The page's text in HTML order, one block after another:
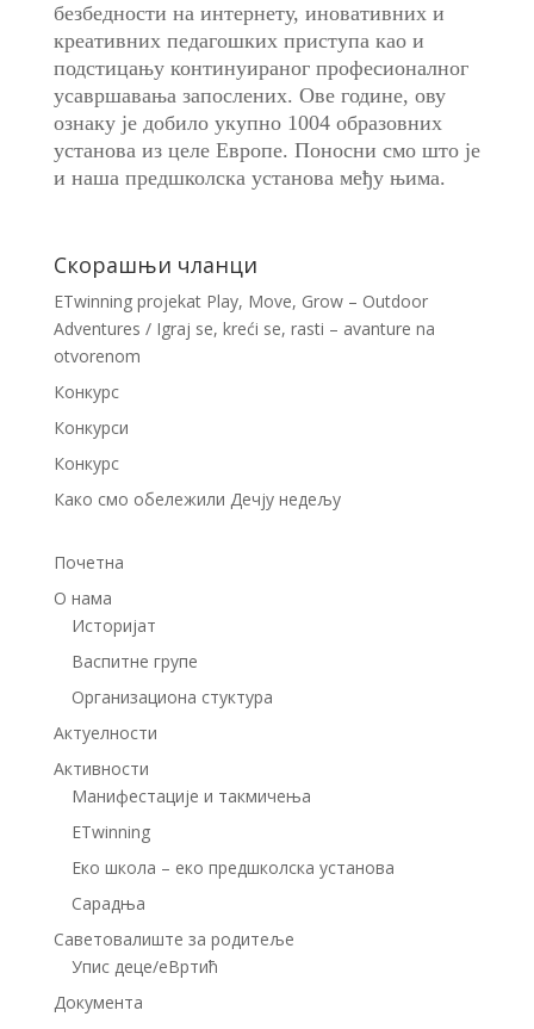
безбедности на интернету, иновативних и
креативних педагошких приступа као и
подстицању континуираног професионалног
усавршавања запослених. Ове године, ову
ознаку је добило укупно 1004 образовних
установа из целе Европе. Поносни смо што је
и наша предшколска установа међу њима.
Скорашњи чланци
ETwinning projekat Play, Move, Grow – Outdoor
Adventures / Igraj se, kreći se, rasti – avanture na
otvorenom
Конкурс
Конкурси
Конкурс
Како смо обележили Дечју недељу
Почетна
О нама
Историјат
Васпитне групе
Организациона стуктура
Актуелности
Aктивности
Манифестације и такмичења
ETwinning
Eкo школа – еко предшколска установа
Сарадња
Саветовалиште за родитеље
Упис деце/еВртић
Документа